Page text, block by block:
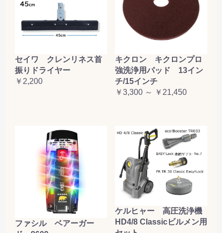
セイワ クレンリネス首
振りドライヤー
￥2,200
キクロン キクロンプロ
強洗浄用パッド 13イン
チ/15インチ
￥3,300 ～ ￥21,450
ファシル ベアーガー
ケルヒャー 高圧洗浄機
HD4/8 Classicビルメン用